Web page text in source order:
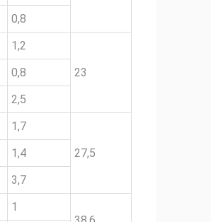
0,8
1,2
23
0,8
2,5
1,7
27,5
1,4
3,7
1